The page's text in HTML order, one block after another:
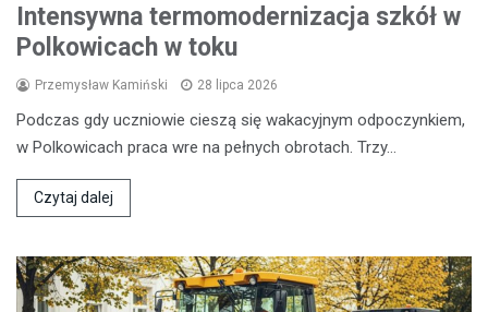
Intensywna termomodernizacja szkół w
Polkowicach w toku
Przemysław Kamiński 28 lipca 2026
Podczas gdy uczniowie cieszą się wakacyjnym odpoczynkiem,
w Polkowicach praca wre na pełnych obrotach. Trzy…
Czytaj dalej